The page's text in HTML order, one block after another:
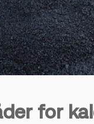
for